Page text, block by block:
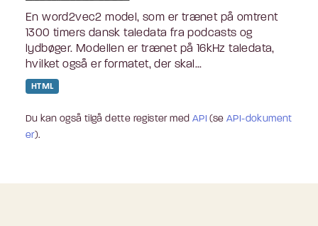
En word2vec2 model, som er trænet på omtrent
1300 timers dansk taledata fra podcasts og
lydbøger. Modellen er trænet på 16kHz taledata,
hvilket også er formatet, der skal...
HTML
Du kan også tilgå dette register med API (seAPI-dokument
er).